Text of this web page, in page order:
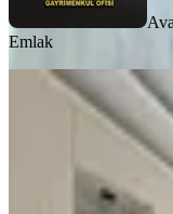
Emlak
SIFIR BİNA
3+1